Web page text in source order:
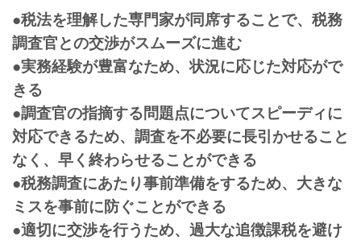
●税法を理解した専門家が同席することで、税務
調査官との交渉がスムーズに進む
●実務経験が豊富なため、状況に応じた対応がで
きる
●調査官の指摘する問題点についてスピーディに
対応できるため、調査を不必要に長引かせること
なく、早く終わらせることができる
●税務調査にあたり事前準備をするため、大きな
ミスを事前に防ぐことができる
●適切に交渉を行うため、過大な追徴課税を避け